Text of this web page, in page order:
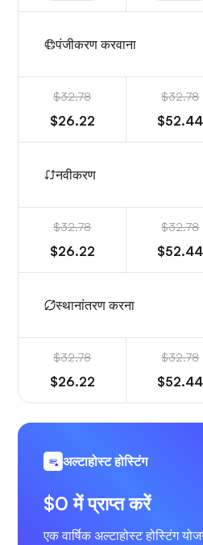
पंजीकरण करवाना
$32.78
$26.22
$32.78
$52.44
नवीकरण
$32.78
$26.22
$32.78
$52.44
स्थानांतरण करना
$32.78
$26.22
$32.78
$52.44
अल्टाहोस्ट होस्टिंग
$0 में प्राप्त करें
एक वार्षिक अल्टाहोस्ट होस्टिंग